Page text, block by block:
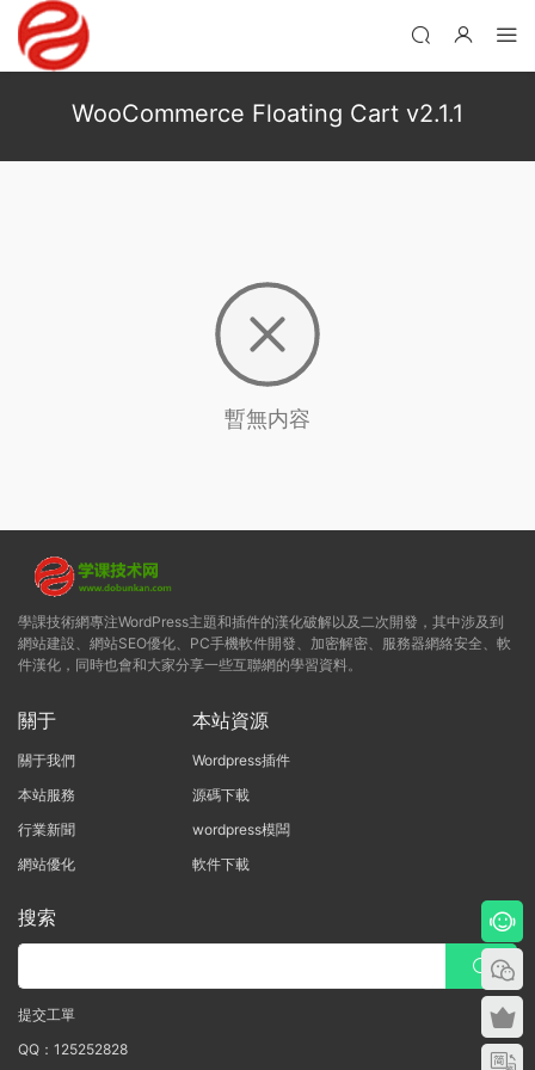
WooCommerce Floating Cart v2.1.1
暫無内容
學課技術網專注WordPress主題和插件的漢化破解以及二次開發，其中涉及到
網站建設、網站SEO優化、PC手機軟件開發、加密解密、服務器網絡安全、軟
件漢化，同時也會和大家分享一些互聯網的學習資料。
關于
關于我們
本站服務
行業新聞
網站優化
本站資源
Wordpress插件
源碼下載
wordpress模闆
軟件下載
搜索
提交工單
QQ：125252828